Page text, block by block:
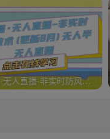
宝子哥·无人直播-非实时防风技术(更新25年9月)无人半无人直播